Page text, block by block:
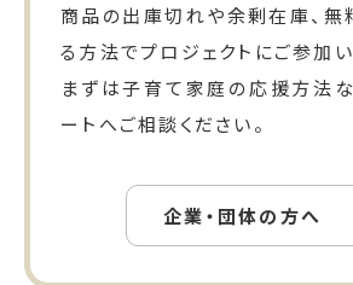
商品の出庫切れや余剰在庫、
る方法でプロジェクトにご参加い
まずは子育て家庭の応援方法
ートへご相談ください。
企業・団体の方へ